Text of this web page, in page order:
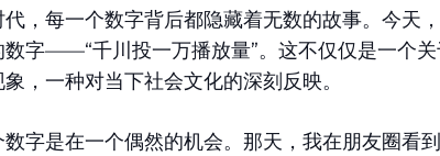
，每一个数字背后都隐藏着无数的故事。今天
字——“千川投一万播放量”。这不仅仅是一个
，一种对当下社会文化的深刻反映。
字是在一个偶然的机会。那天，我在朋友圈看